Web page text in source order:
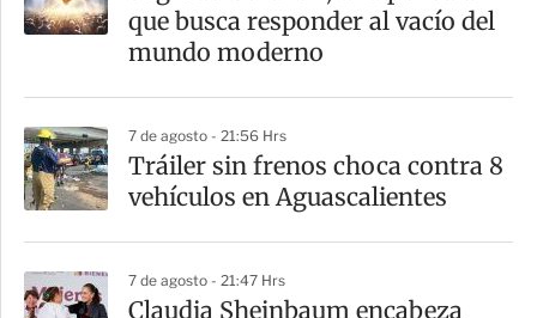
que busca responder al vacío del
mundo moderno
7 de agosto - 21:56 Hrs
Tráiler sin frenos choca contra 8
vehículos en Aguascalientes
7 de agosto - 21:47 Hrs
Claudia Sheinbaum encabeza